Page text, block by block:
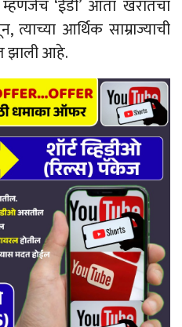
‘ईडी’ आता खरातचा
आर्थिक साम्राज्याची
झाली आहे.